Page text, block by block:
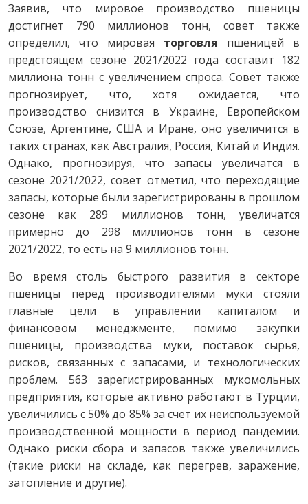
Заявив, что мировое производство пшеницы
достигнет 790 миллионов тонн, совет также
определил, что мировая торговля пшеницей в
предстоящем сезоне 2021/2022 года составит 182
миллиона тонн с увеличением спроса. Совет также
прогнозирует, что, хотя ожидается, что
производство снизится в Украине, Европейском
Союзе, Аргентине, США и Иране, оно увеличится в
таких странах, как Австралия, Россия, Китай и Индия.
Однако, прогнозируя, что запасы увеличатся в
сезоне 2021/2022, совет отметил, что переходящие
запасы, которые были зарегистрированы в прошлом
сезоне как 289 миллионов тонн, увеличатся
примерно до 298 миллионов тонн в сезоне
2021/2022, то есть на 9 миллионов тонн.
Во время столь быстрого развития в секторе
пшеницы перед производителями муки стояли
главные цели в управлении капиталом и
финансовом менеджменте, помимо закупки
пшеницы, производства муки, поставок сырья,
рисков, связанных с запасами, и технологических
проблем. 563 зарегистрированных мукомольных
предприятия, которые активно работают в Турции,
увеличились с 50% до 85% за счет их неиспользуемой
производственной мощности в период пандемии.
Однако риски сбора и запасов также увеличились
(такие риски на складе, как перегрев, заражение,
затопление и другие).